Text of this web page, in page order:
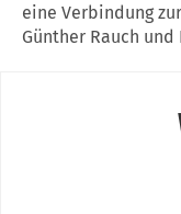
eine Verbindung
Günther Rauch